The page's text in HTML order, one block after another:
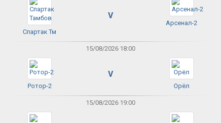
Спартак Тм
V
Арсенал-2
15/08/2026 18:00
Ротор-2
V
Орёл
15/08/2026 19:00